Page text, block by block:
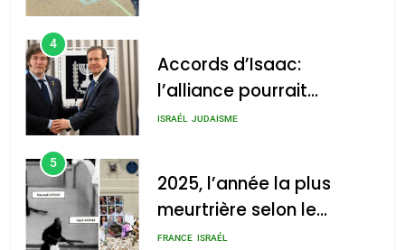
2025, l’année la plus
meurtrière selon le rapport
l’antisémitisme
admin 0
4
Accords d’Isaac:
l’alliance pourrait
s’étendre à 13 pays
ISRAÉL JUDAISME
5
2025, l’année la plus
meurtrière selon le
rapport d’ADL contre
FRANCE ISRAÉL